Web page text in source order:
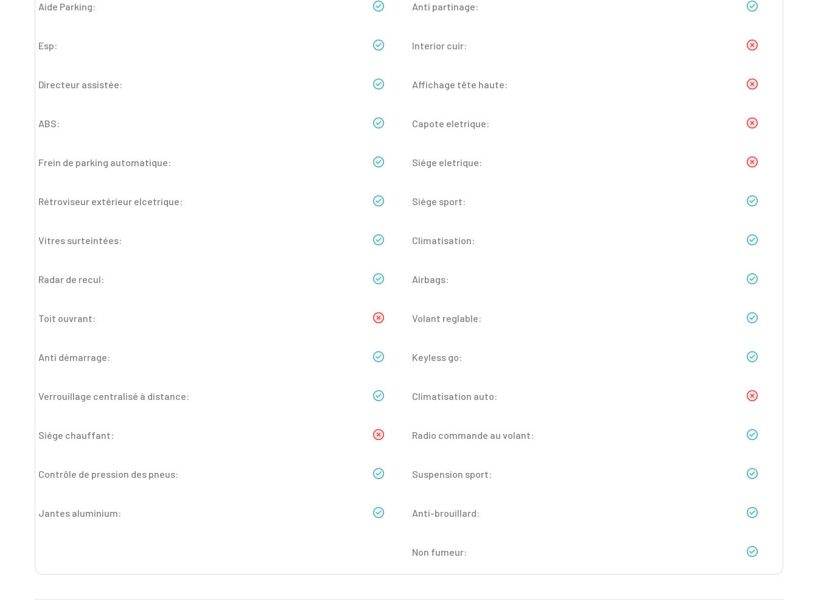
Aide Parking:
Esp:
Directeur assistée:
ABS:
Frein de parking automatique:
Rétroviseur extérieur elcetrique:
Vitres surteintées:
Radar de recul:
Toit ouvrant:
Anti démarrage:
Verrouillage centralisé à distance:
Siége chauffant:
Contrôle de pression des pneus:
Jantes aluminium:
Anti partinage:
Interior cuir:
Affichage tête haute:
Capote eletrique:
Siége eletrique:
Siége sport:
Climatisation:
Airbags:
Volant reglable:
Keyless go:
Climatisation auto:
Radio commande au volant:
Suspension sport:
Anti-brouillard:
Non fumeur: